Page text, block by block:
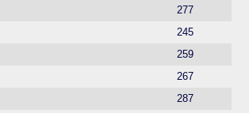
277
245
259
267
287